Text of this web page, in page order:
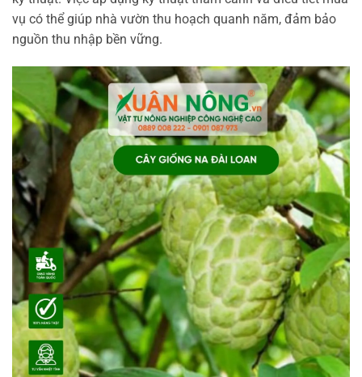
vụ có thể giúp nhà vườn thu hoạch quanh năm, đảm bảo
nguồn thu nhập bền vững.